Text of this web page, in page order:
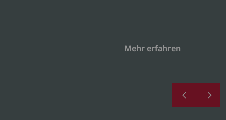
Mehr erfahren